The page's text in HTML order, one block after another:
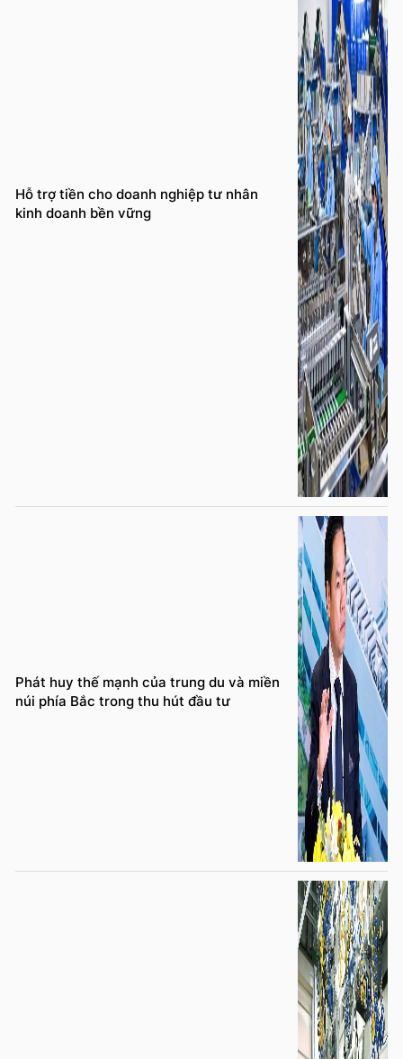
Hỗ trợ tiền cho doanh nghiệp tư nhân
kinh doanh bền vững
Phát huy thế mạnh của trung du và miền
núi phía Bắc trong thu hút đầu tư